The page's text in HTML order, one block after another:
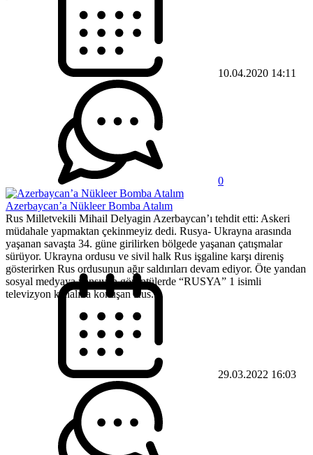
10.04.2020 14:11
0
Azerbaycan’a Nükleer Bomba Atalım
Rus Milletvekili Mihail Delyagin Azerbaycan’ı tehdit etti: Askeri
müdahale yapmaktan çekinmeyiz dedi. Rusya- Ukrayna arasında
yaşanan savaşta 34. güne girilirken bölgede yaşanan çatışmalar
sürüyor. Ukrayna ordusu ve sivil halk Rus işgaline karşı direniş
gösterirken Rus ordusunun ağır saldırıları devam ediyor. Öte yandan
sosyal medyaya yansıyan görüntülerde “RUSYA” 1 isimli
televizyon kanalına konuşan Rus...
29.03.2022 16:03